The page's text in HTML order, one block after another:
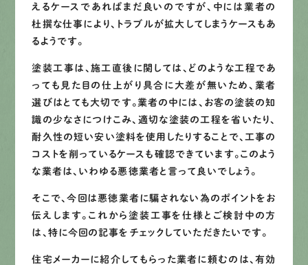
0120-44-2605
営業時間 8:00−18:00 ｜
定休日 日曜・祝日
LINEでお手軽相談
えるケースであればまだ良いのですが、中には業者の
杜撰な仕事により、トラブルが拡大してしまうケースもあ
るようです。
塗装工事は、施工直後に関しては、どのような工程であ
っても見た目の仕上がり具合に大差が無いため、業者
選びはとても大切です。業者の中には、お客の塗装の知
識の少なさにつけこみ、適切な塗装の工程を省いたり、
耐久性の短い安い塗料を使用したりすることで、工事の
コストを削っているケースも確認できています。このよう
な業者は、いわゆる悪徳業者と言って良いでしょう。
そこで、今回は悪徳業者に騙されない為のポイントをお
伝えします。これから塗装工事を仕様とご検討中の方
は、特に今回の記事をチェックしていただきたいです。
住宅メーカーに紹介してもらった業者に頼むのは、有効